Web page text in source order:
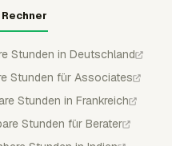
Stunden in Deutschland
Stunden für Associates
Stunden in Frankreich
Stunden für Berater